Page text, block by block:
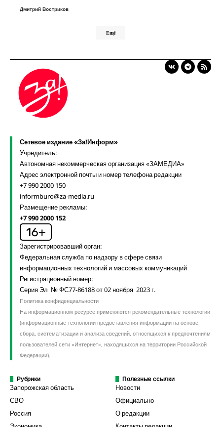
Дмитрий Востриков
Ещё
Сетевое издание «За!Информ»
Учредитель:
Автономная некоммерческая организация «ЗАМЕДИА»
Адрес электронной почты и номер телефона редакции
+7 990 2000 150
informburo@za-media.ru
Размещение рекламы:
+7 990 2000 152
Зарегистрировавший орган:
Федеральная служба по надзору в сфере связи
информационных технологий и массовых коммуникаций
Регистрационный номер:
Серия Эл № ФС77-86188 от 02 ноября 2023 г.
Политика конфиденциальности
На информационном ресурсе применяются рекомендательные технологии
(информационные технологии предоставления информации на основе
сбора, систематизации и анализа сведений, относящихся к предпочтениям
пользователей сети «Интернет», находящихся на территории Российской
Федерации).
Рубрики
Запорожская область
СВО
Россия
Полезные ссылки
Новости
Официально
О редакции